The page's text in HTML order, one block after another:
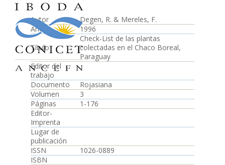
Autor
Degen, R. & Mereles, F.
Año
1996
Título
Check-List de las plantas
colectadas en el Chaco Boreal,
Paraguay
Editor del
trabajo
Documento
Rojasiana
Volumen
3
Páginas
1-176
Editor-
Imprenta
Lugar de
publicación
ISSN
1026-0889
ISBN